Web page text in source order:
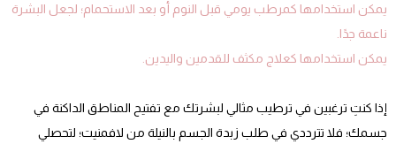
يمكن استخدامها كمرطب يومي قبل النوم أو بعد الاستحمام؛ لجعل البشرة
ناعمة جدًا.
يمكن استخدامها كعلاج مكثف للقدمين واليدين.
إذا كنتِ ترغبين في ترطيب مثالي لبشرتك مع تفتيح المناطق الداكنة في
جسمك؛ فلا تترددي في طلب زبدة الجسم بالنيلة من لافمنيت؛ لتحصلي